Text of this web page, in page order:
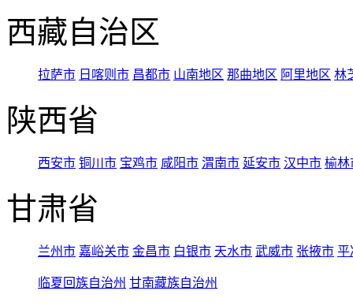
西藏自治区
拉萨市 日喀则市 昌都市 山南地区 那曲地区 阿里地区 林
陕西省
西安市 铜川市 宝鸡市 咸阳市 渭南市 延安市 汉中市 榆林
甘肃省
兰州市 嘉峪关市 金昌市 白银市 天水市 武威市 张掖市 平
临夏回族自治州 甘南藏族自治州